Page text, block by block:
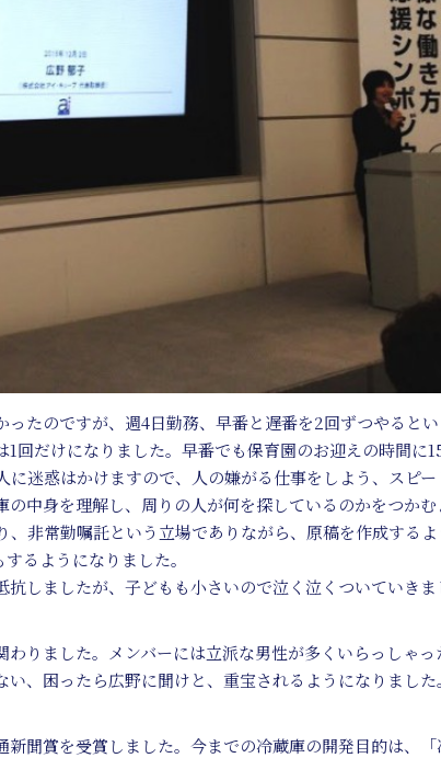
たのですが、週4日勤務、早番と遅番を2回ずつやると
回だけになりました。早番でも保育園のお迎えの時間に
迷惑はかけますので、人の嫌がる仕事をしよう、スピー
中身を理解し、周りの人が何を探しているのかをつかむ
非常勤嘱託という立場でありながら、原稿を作成する
るようになりました。
しましたが、子どもも小さいので泣く泣くついていきま
りました。メンバーには立派な男性が多くいらっしゃ
、困ったら広野に聞けと、重宝されるようになりました。
聞賞を受賞しました。今までの冷蔵庫の開発目的は、「